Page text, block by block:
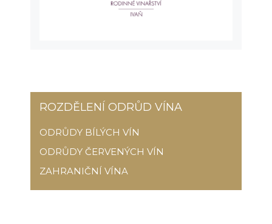
ROZDĚLENÍ ODRŮD VÍNA
ODRŮDY BÍLÝCH VÍN
ODRŮDY ČERVENÝCH VÍN
ZAHRANIČNÍ VÍNA